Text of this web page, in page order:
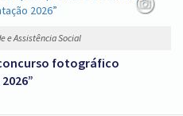
e Assistência Social
fotográfico